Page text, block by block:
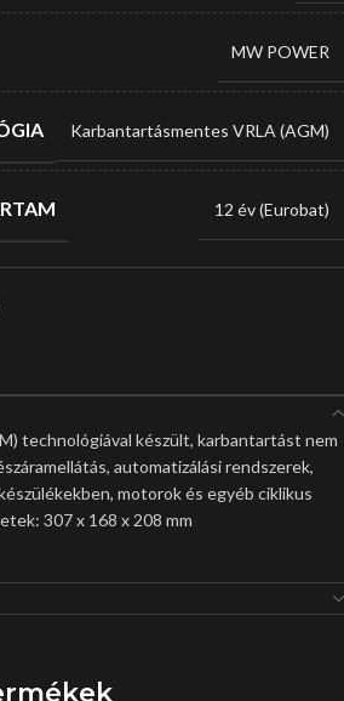
MW POWER
Karbantartásmentes VRLA (AGM)
12 év (Eurobat)
technológiával készült, karbantartást nem
automatizálási rendszerek,
motorok és egyéb ciklikus
307 x 168 x 208 mm